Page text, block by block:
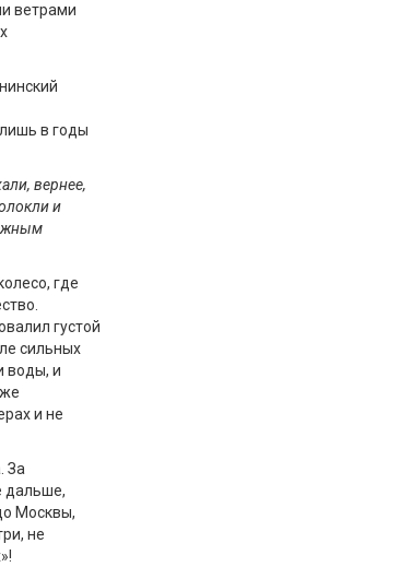
ветрами
в годы
вернее,
и
где
густой
сильных
воды, и
и не
За
дальше,
Москвы,
не